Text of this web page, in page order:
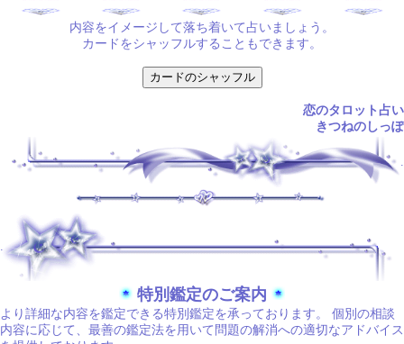
内容をイメージして落ち着いて占いましょう。
カードをシャッフルすることもできます。
恋のタロット占い
きつねのしっぽ
特別鑑定のご案内
より詳細な内容を鑑定できる特別鑑定を承っております。 個別の相談
内容に応じて、最善の鑑定法を用いて問題の解消への適切なアドバイス